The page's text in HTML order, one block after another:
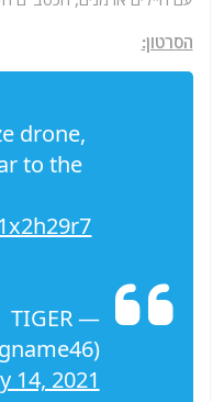
הסרטון:
drone,
to the
— TIGER
14, 2021